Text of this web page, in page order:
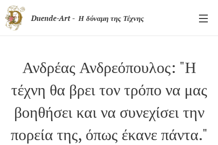
Duende-Art - Η δύναμη της Τέχνης
Ανδρέας Ανδρεόπουλος: "Η
τέχνη θα βρει τον τρόπο να μας
βοηθήσει και να συνεχίσει την
πορεία της, όπως έκανε πάντα."